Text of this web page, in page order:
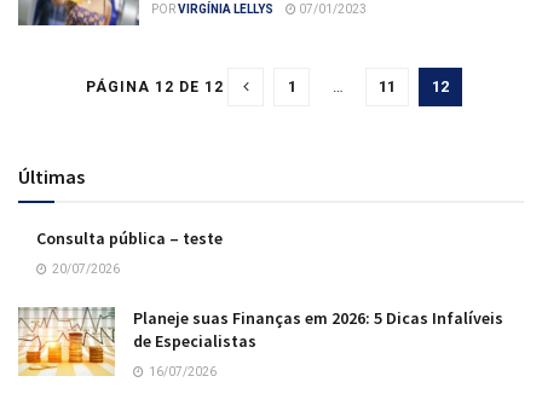
PORVIRGÍNIA LELLYS 07/01/2023
PÁGINA 12 DE 12 1 … 11 12
Últimas
Consulta pública – teste
20/07/2026
Planeje suas Finanças em 2026: 5 Dicas Infalíveis
de Especialistas
16/07/2026